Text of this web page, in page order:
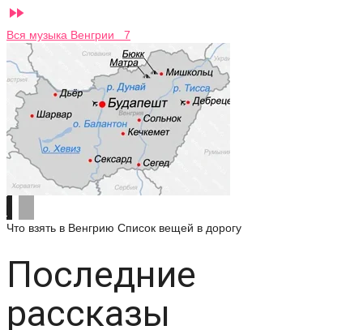

Вся музыка Венгрии 7
Что взять в Венгрию Список вещей в дорогу
Последние
рассказы